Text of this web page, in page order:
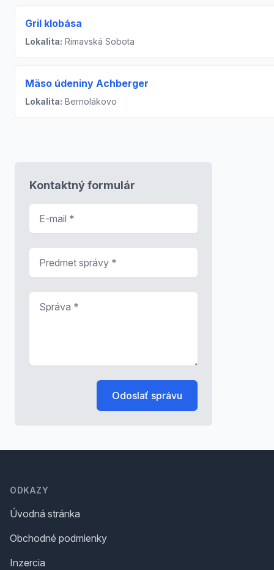
Gril klobása
Lokalita: Rimavská Sobota
Mäso údeniny Achberger
Lokalita: Bernolákovo
Kontaktný formulár
Odoslať správu
ODKAZY
Úvodná stránka
Obchodné podmienky
Inzercia